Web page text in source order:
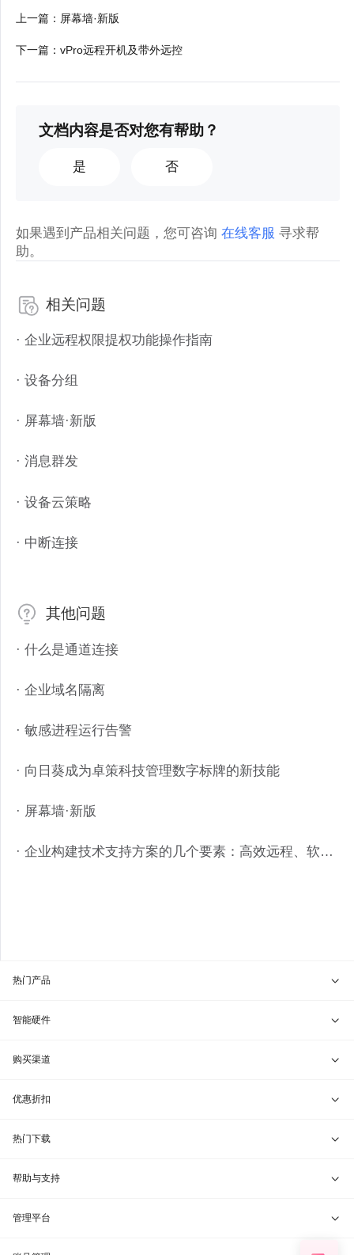
上一篇 ： 屏幕墙·新版
下一篇 ：vPro远程开机及带外远控
文档内容是否对您有帮助？
是 否
如果遇到产品相关问题，您可咨询在线客服 寻求帮
助。
相关问题
· 企业远程权限提权功能操作指南
· 设备分组
· 屏幕墙·新版
· 消息群发
· 设备云策略
· 中断连接
其他问题
· 什么是通道连接
· 企业域名隔离
· 敏感进程运行告警
· 向日葵成为卓策科技管理数字标牌的新技能
· 屏幕墙·新版
· 企业构建技术支持方案的几个要素：高效远程、软件定制、管理追溯、工单接入
热门产品
贝锐向日葵 · 远程控制
贝锐蒲公英 · 异地组网
贝锐花生壳 · 动态域名
贝锐洋葱头 · 协作无间
智能硬件
贝锐向日葵硬件
贝锐蒲公英硬件
贝锐花生壳硬件
购买渠道
天猫旗舰店
京东旗舰店
优惠折扣
兑换码通道
教育公益折扣
热门下载
贝锐向日葵客户端
贝锐蒲公英客户端
帮助与支持
我要建议
管理平台